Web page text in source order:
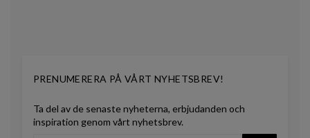
PRENUMERERA PÅ VÅRT NYHETSBREV!
Ta del av de senaste nyheterna, erbjudanden och
inspiration genom vårt nyhetsbrev.